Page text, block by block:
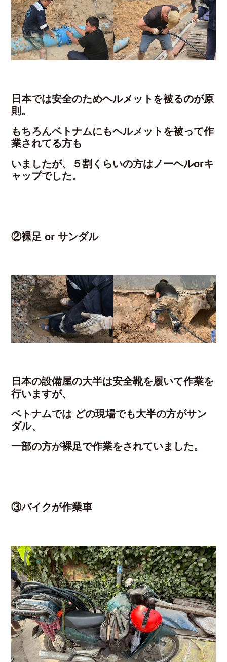
日本では安全のためヘルメットを被るのが原
則。
もちろんベトナムにもヘルメットを被って作
業されてる方も
いましたが、５割くらいの方はノーヘルorキ
ャップでした。
②裸足 or サンダル
日本の設備屋の大半は安全靴を履いて作業を
行いますが、
ベトナムでは どの現場でも大半の方がサン
ダル、
一部の方が裸足で作業をされていました。
③バイクが作業車